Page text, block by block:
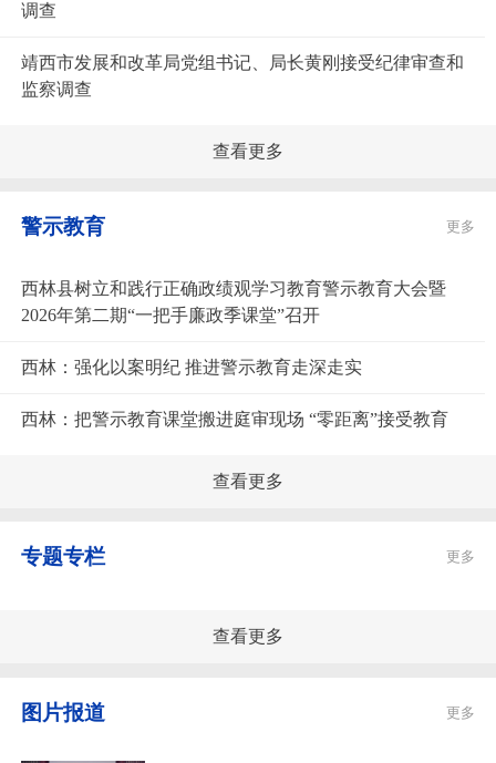
调查
靖西市发展和改革局党组书记、局长黄刚接受纪律审查和
监察调查
查看更多
警示教育 更多
西林县树立和践行正确政绩观学习教育警示教育大会暨
2026年第二期“一把手廉政季课堂”召开
西林：强化以案明纪 推进警示教育走深走实
西林：把警示教育课堂搬进庭审现场 “零距离”接受教育
查看更多
专题专栏 更多
查看更多
图片报道 更多